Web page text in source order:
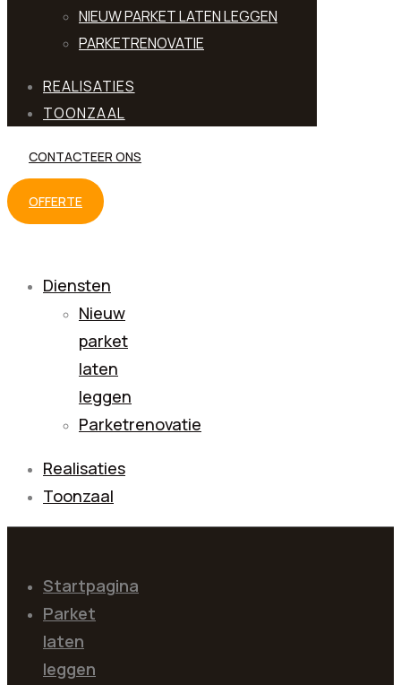
NIEUW PARKET LATEN LEGGEN
PARKETRENOVATIE
REALISATIES
TOONZAAL
CONTACTEER ONS
OFFERTE
Diensten
Nieuw
parket
laten
leggen
Parketrenovatie
Realisaties
Toonzaal
Startpagina
Parket
laten
leggen